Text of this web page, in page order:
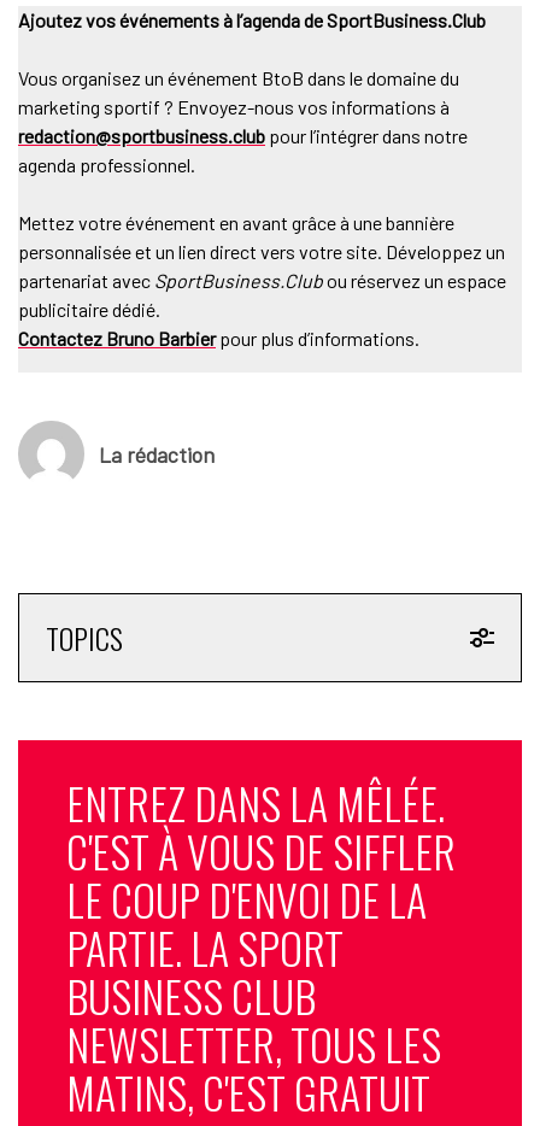
Ajoutez vos événements à l’agenda de SportBusiness.Club
Vous organisez un événement BtoB dans le domaine du
marketing sportif ? Envoyez-nous vos informations à
redaction@sportbusiness.clubpour l’intégrer dans notre
agenda professionnel.
Mettez votre événement en avant grâce à une bannière
personnalisée et un lien direct vers votre site. Développez un
partenariat avec SportBusiness.Clubou réservez un espace
publicitaire dédié.
Contactez Bruno Barbierpour plus d’informations.
La rédaction
TOPICS
ENTREZ DANS LA MÊLÉE.
C'EST À VOUS DE SIFFLER
LE COUP D'ENVOI DE LA
PARTIE. LA SPORT
BUSINESS CLUB
NEWSLETTER, TOUS LES
MATINS, C'EST GRATUIT